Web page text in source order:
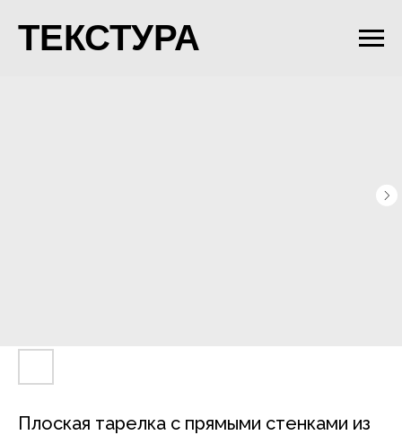
ТЕКСТУРА
Плоская тарелка с прямыми стенками из